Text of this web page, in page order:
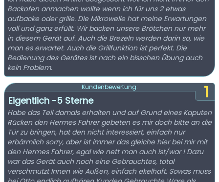
Backofen anmachen wollte wenn ich für uns 2 etwas
aufbacke oder grille. Die Mikrowelle hat meine Erwartungen
voll und ganz erfüllt. Wir backen unsere Brötchen nur mehr
in diesem Gerät auf. Auch die Brezeln werden darin so, wie
man es erwartet. Auch die Grillfunktion ist perfekt. Die
Bedienung des Gerätes ist nach ein bisschen Übung auch
kein Problem.
1
Kundenbewertung:
Eigentlich -5 Sterne
Habe das Teil damals erhalten und auf Grund eines Kaputen
Rücken den Hermes Fahrer gebeten es mir doch bitte an die
Tür zu bringen, hat den nicht interessiert, einfach nur
erbärmlich sorry, aber ist immer das gleiche hier bei mir mit
den Hermes Fahrer, egal wie nett man auch ist/war ! Dazu
war das Gerät auch noch eine Gebrauchtes, total
verschmutzt Innen wie Außen, einfach ekelhaft. Sowas muss